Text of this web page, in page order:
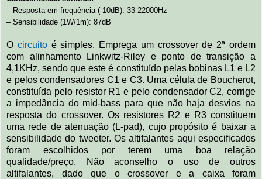
– Resposta em frequência (-10dB): 33-22000Hz
– Sensibilidade (1W/1m): 87dB
O circuitoé simples. Emprega um crossover de 2ª ordem
com alinhamento Linkwitz-Riley e ponto de transição a
4,1KHz, sendo que este é constituído pelas bobinas L1 e L2
e pelos condensadores C1 e C3. Uma célula de Boucherot,
constituída pelo resistor R1 e pelo condensador C2, corrige
a impedância do mid-bass para que não haja desvios na
resposta do crossover. Os resistores R2 e R3 constituem
uma rede de atenuação (L-pad), cujo propósito é baixar a
sensibilidade do tweeter. Os altifalantes aqui especificados
foram escolhidos por terem uma boa relação
qualidade/preço. Não aconselho o uso de outros
altifalantes, dado que o crossover e a caixa foram